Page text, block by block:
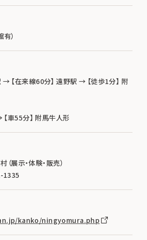
）
→ 【在来線60分】 遠野駅 → 【徒歩1分】 附
車55分】 附馬牛人形
展示・体験・販売）
1335
kanko/ningyomura.php